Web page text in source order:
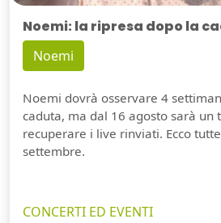
Noemi: la ripresa dopo la
Noemi
Noemi dovrà osservare 4
caduta, ma dal 16 agosto sarà un
recuperare i live rinviati. Ecco
settembre.
CONCERTI ED EVENTI